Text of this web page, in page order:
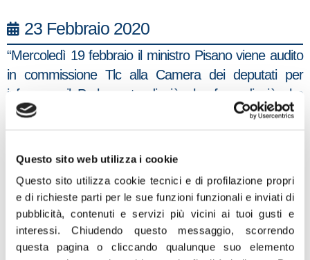
Questo sito web utilizza i cookie
Questo sito utilizza cookie tecnici e di profilazione propri
e di richieste parti per le sue funzioni funzionali e inviati di
pubblicità, contenuti e servizi più vicini ai tuoi gusti e
interessi.Chiudendo questo messaggio, scorrendo
questa pagina o cliccando qualunque suo elemento
23 Febbraio 2020
“Mercoledì 19 febbraio il ministro Pisano viene audito
in commissione Tlc alla Camera dei deputati per
informare il Parlamento di ciò che fa e di ciò che
intende fare ma omette di parlare di un ciclopico piano
24ore dopo con una intervista al Sole24Ore
Si tratta di un atto grave e un vero e proprio affronto.
Una omissione oltraggiosa nei confronti del
Parlamento e della opinione pubblica.